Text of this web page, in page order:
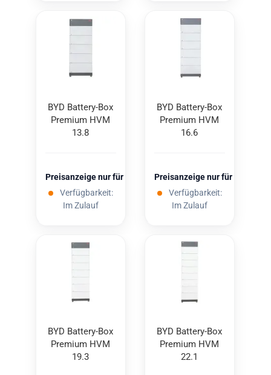
BYD Battery-​​Box
Pre­mi­um HVM
13.8
Preisanzeige nur für freigeschaltete Kunden
Verfügbarkeit:
Im Zulauf
BYD Battery-​​Box
Pre­mi­um HVM
16.6
Preisanzeige nur für
Verfügbarkeit:
Im Zulauf
BYD Battery-​​Box
Pre­mi­um HVM
19.3
BYD Battery-​​Box
Pre­mi­um HVM
22.1